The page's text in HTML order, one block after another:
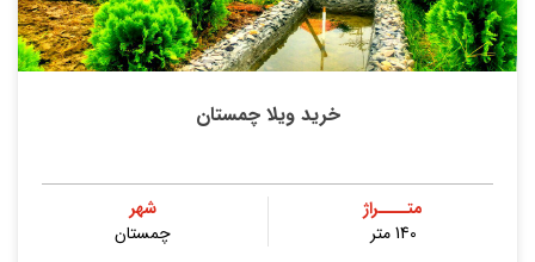
خرید ویلا چمستان
متــــراژ
140 متر
شهر
چمستان